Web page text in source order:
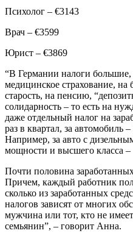
Психолог – €3143
Врач – €3599
Юрист – €3869
“В Германии налоги большие,
медицинское страхование,
старость, на пенсию,
солидарность – то есть на
даже отдельный налог на
раз в квартал, за автомобиль
Например, за авто с
мощности и высшего класса –
Почти половина
Причем, каждый работник
сколько из заработанных
налогов зависят от многих
мужчина или тот, кто не
семьянин”, – говорит Анна.